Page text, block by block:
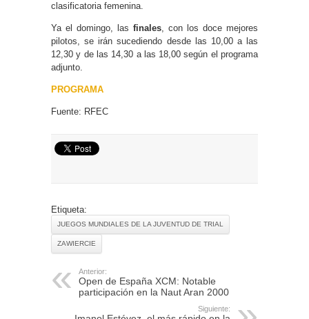
clasificatoria femenina.
Ya el domingo, las finales, con los doce mejores
pilotos, se irán sucediendo desde las 10,00 a las
12,30 y de las 14,30 a las 18,00 según el programa
adjunto.
PROGRAMA
Fuente: RFEC
Etiqueta:
JUEGOS MUNDIALES DE LA JUVENTUD DE TRIAL
ZAWIERCIE
Anterior:
Open de España XCM: Notable
participación en la Naut Aran 2000
Siguiente: